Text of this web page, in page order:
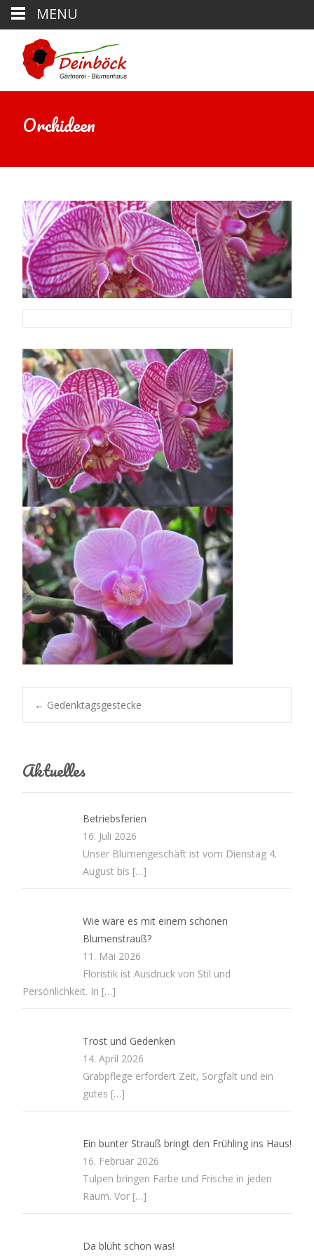
Orchideen
Post
navigation
← Gedenktagsgestecke
Aktuelles
Betriebsferien
16. Juli 2026
Unser Blumengeschäft ist vom Dienstag 4.
August bis […]
Wie wäre es mit einem schönen
Blumenstrauß?
11. Mai 2026
Floristik ist Ausdruck von Stil und
Persönlichkeit. In […]
Trost und Gedenken
14. April 2026
Grabpflege erfordert Zeit, Sorgfalt und ein
gutes […]
Ein bunter Strauß bringt den Frühling ins Haus!
16. Februar 2026
Tulpen bringen Farbe und Frische in jeden
Raum. Vor […]
Da blüht schon was!
MENU